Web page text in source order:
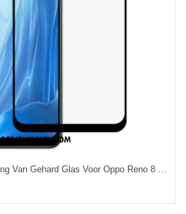
Zwarte Contourbescherming Van Gehard Glas Voor Oppo Reno 8 Lite